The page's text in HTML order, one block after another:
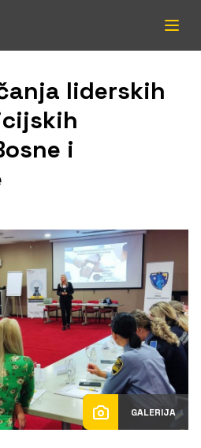
liderskih
i
GALERIJA